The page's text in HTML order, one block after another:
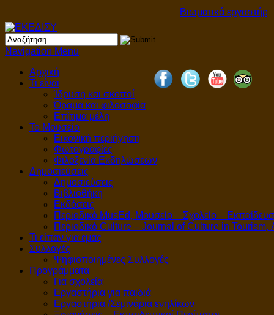
Βιωματικά
Navigation Menu
Αρχική
Τι είναι
Ίδρυση και σκοποί
Όραμα και φιλοσοφία
Επίτιμα μέλη
Το Μουσείο
Εικονική περιήγηση
Φωτογραφίες
Φιλοξενία Εκδηλώσεων
Δημοσιεύσεις
Δημοσιεύσεις
Βιβλιοθήκη
Εκδόσεις
Περιοδικό MusEd, Μουσείο – Σχολείο –
Περιοδικό Culture – Journal of Culture in
Τι είπαν για εμάς
Συλλογές
Ψηφιοποιημένες Συλλογές
Προγράμματα
Για σχολεία
Εργαστήρια για παιδιά
Εργαστήρια /Σεμινάρια ενηλίκων